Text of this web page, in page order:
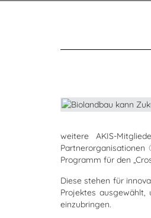
weitere AKIS-
Partnerorganisationen
Programm für den
Diese stehen für
Projektes
einzubringen.